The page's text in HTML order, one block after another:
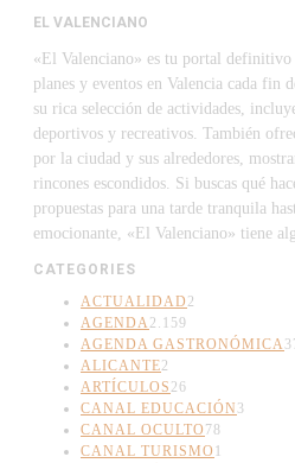
EL VALENCIANO
«El Valenciano» es tu portal
planes y eventos en Valencia cada fin
su rica selección de actividades,
deportivos y recreativos. También
por la ciudad y sus alrededores,
rincones escondidos. Si buscas qué
propuestas para una tarde tranquila
emocionante, «El Valenciano» tiene
CATEGORIES
ACTUALIDAD 2
AGENDA2.159
AGENDA GASTRONÓMICA
ALICANTE2
ARTÍCULOS 26
CANAL EDUCACIÓN 3
CANAL OCULTO 78
CANAL TURISMO 1